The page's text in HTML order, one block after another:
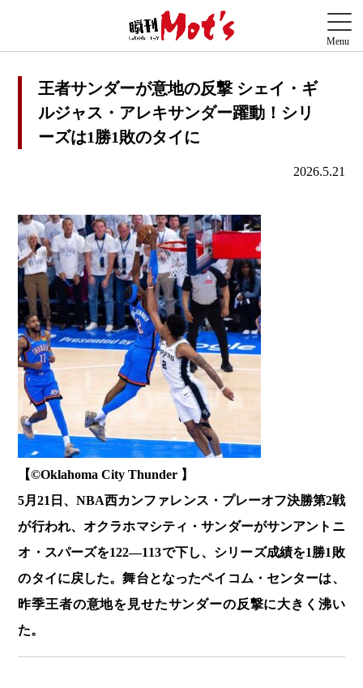
王者サンダーが意地の反撃 シェイ・ギ
ルジャス・アレキサンダー躍動！シリ
ーズは1勝1敗のタイに
2026.5.21
【©️Oklahoma City Thunder 】
5月21日、NBA西カンファレンス・プレーオフ決勝第2戦
が行われ、オクラホマシティ・サンダーがサンアントニ
オ・スパーズを122―113で下し、シリーズ成績を1勝1敗
のタイに戻した。舞台となったペイコム・センターは、
昨季王者の意地を見せたサンダーの反撃に大きく沸い
た。